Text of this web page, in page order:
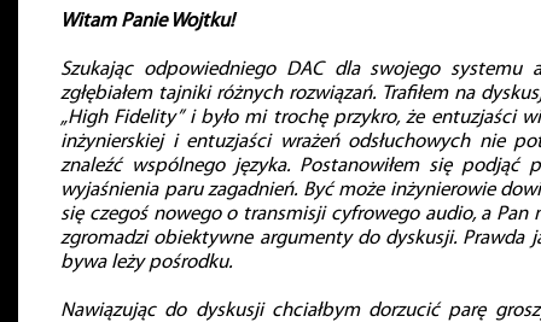
Witam Panie Wojtku!
Szukając odpowiedniego DAC dla swojego systemu
zgłębiałem tajniki różnych rozwiązań. Trafiłem na
„High Fidelity” i było mi trochę przykro, że entuzjaści
inżynierskiej i entuzjaści wrażeń odsłuchowych nie
znaleźć wspólnego języka. Postanowiłem się podjąć
wyjaśnienia paru zagadnień. Być może inżynierowie
się czegoś nowego o transmisji cyfrowego audio, a Pan
zgromadzi obiektywne argumenty do dyskusji. Prawda
bywa leży pośrodku.
Nawiązując do dyskusji chciałbym dorzucić parę